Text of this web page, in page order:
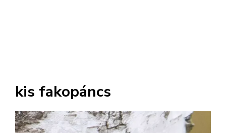
kis fakopáncs